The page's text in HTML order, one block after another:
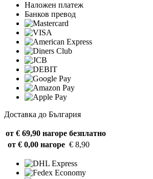
Наложен платеж
Банков превод
Доставка до България
от € 69,90 нагоре безплатно
от € 0,00 нагоре € 8,90